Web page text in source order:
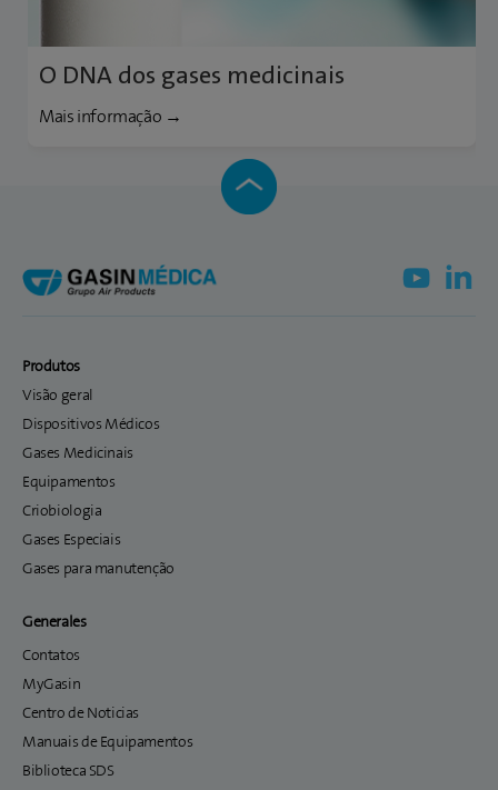
O DNA dos gases medicinais
Mais informação →
Produtos
Visão geral
Dispositivos Médicos
Gases Medicinais
Equipamentos
Criobiologia
Gases Especiais
Gases para manutenção
Generales
Contatos
MyGasin
Centro de Noticias
Manuais de Equipamentos
Biblioteca SDS